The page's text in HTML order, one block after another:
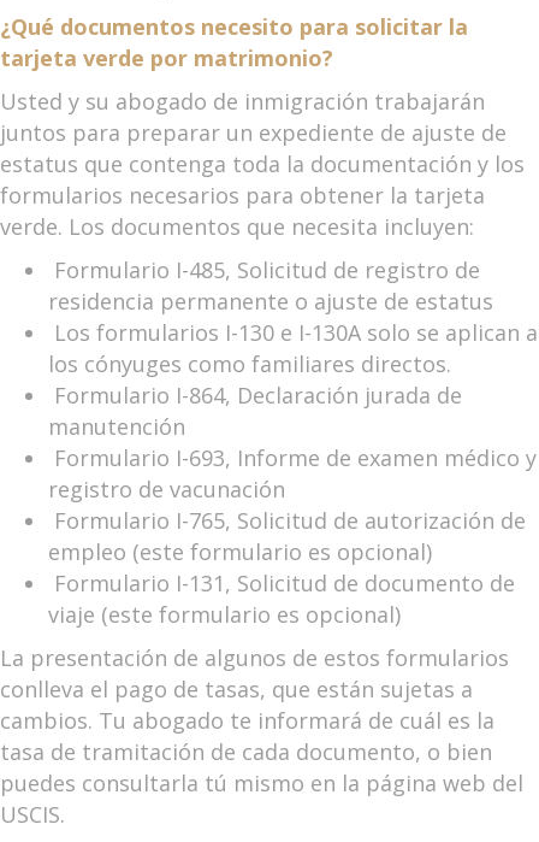
¿Qué documentos necesito para solicitar la
tarjeta verde por matrimonio?
Usted y su abogado de inmigración trabajarán
juntos para preparar un expediente de ajuste de
estatus que contenga toda la documentación y los
formularios necesarios para obtener la tarjeta
verde. Los documentos que necesita incluyen:
­ Formulario I-485, Solicitud de registro de
residencia permanente o ajuste de estatus
­ Los formularios I-130 e I-130A solo se aplican a
los cónyuges como familiares directos.
­ Formulario I-864, Declaración jurada de
manutención
­ Formulario I-693, Informe de examen médico y
registro de vacunación
­ Formulario I-765, Solicitud de autorización de
empleo (este formulario es opcional)
­ Formulario I-131, Solicitud de documento de
viaje (este formulario es opcional)
La presentación de algunos de estos formularios
conlleva el pago de tasas, que están sujetas a
cambios. Tu abogado te informará de cuál es la
tasa de tramitación de cada documento, o bien
puedes consultarla tú mismo en la página web del
USCIS.